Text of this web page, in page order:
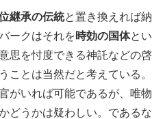
継承の伝統と置き換えれば納
ークはそれを時効の国体とい
思を忖度できる神託などの啓
ことは当然だと考えている。
がいれば可能であるが、唯物
どうかは疑わしい。であるな